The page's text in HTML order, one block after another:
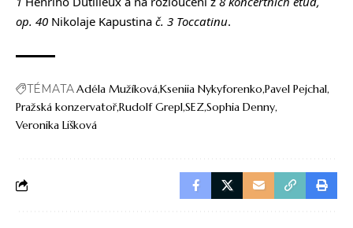
op. 40 Nikolaje Kapustina č. 3 Toccatinu.
TÉMATAAdéla MužíkováKseniia Nykyforenko Pavel Pejchal
Pražská konzervatořRudolf GreplSEZSophia Denny
Veronika Lišková